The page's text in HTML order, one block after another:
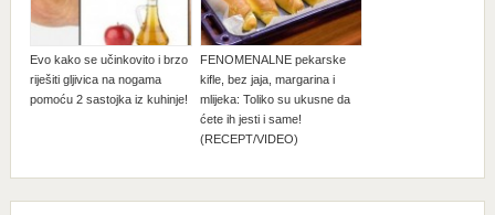
Evo kako se učinkovito i brzo
riješiti gljivica na nogama
pomoću 2 sastojka iz kuhinje!
FENOMENALNE pekarske
kifle, bez jaja, margarina i
mlijeka: Toliko su ukusne da
ćete ih jesti i same!
(RECEPT/VIDEO)